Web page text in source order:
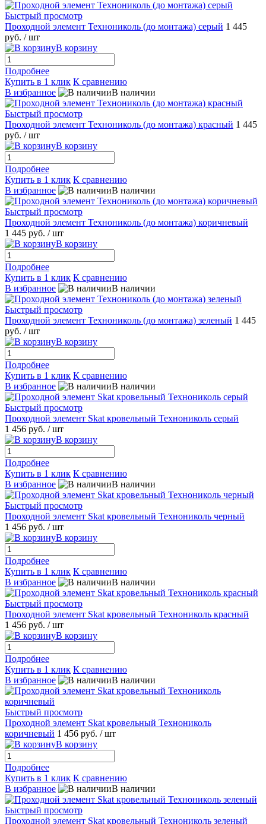
Быстрый просмотр
Проходной элемент Технониколь (до монтажа) серый 1 445
руб. / шт
В корзину
Подробнее
Купить в 1 клик К сравнению
В избранное
В наличии
Быстрый просмотр
Проходной элемент Технониколь (до монтажа) красный 1 445
руб. / шт
В корзину
Подробнее
Купить в 1 клик К сравнению
В избранное
В наличии
Быстрый просмотр
Проходной элемент Технониколь (до монтажа) коричневый
1 445 руб. / шт
В корзину
Подробнее
Купить в 1 клик К сравнению
В избранное
В наличии
Быстрый просмотр
Проходной элемент Технониколь (до монтажа) зеленый 1 445
руб. / шт
В корзину
Подробнее
Купить в 1 клик К сравнению
В избранное
В наличии
Быстрый просмотр
Проходной элемент Skat кровельный Технониколь серый
1 456 руб. / шт
В корзину
Подробнее
Купить в 1 клик К сравнению
В избранное
В наличии
Быстрый просмотр
Проходной элемент Skat кровельный Технониколь черный
1 456 руб. / шт
В корзину
Подробнее
Купить в 1 клик К сравнению
В избранное
В наличии
Быстрый просмотр
Проходной элемент Skat кровельный Технониколь красный
1 456 руб. / шт
В корзину
Подробнее
Купить в 1 клик К сравнению
В избранное
В наличии
Быстрый просмотр
Проходной элемент Skat кровельный Технониколь
коричневый 1 456 руб. / шт
В корзину
Подробнее
Купить в 1 клик К сравнению
В избранное
В наличии
Быстрый просмотр
Проходной элемент Skat кровельный Технониколь зеленый